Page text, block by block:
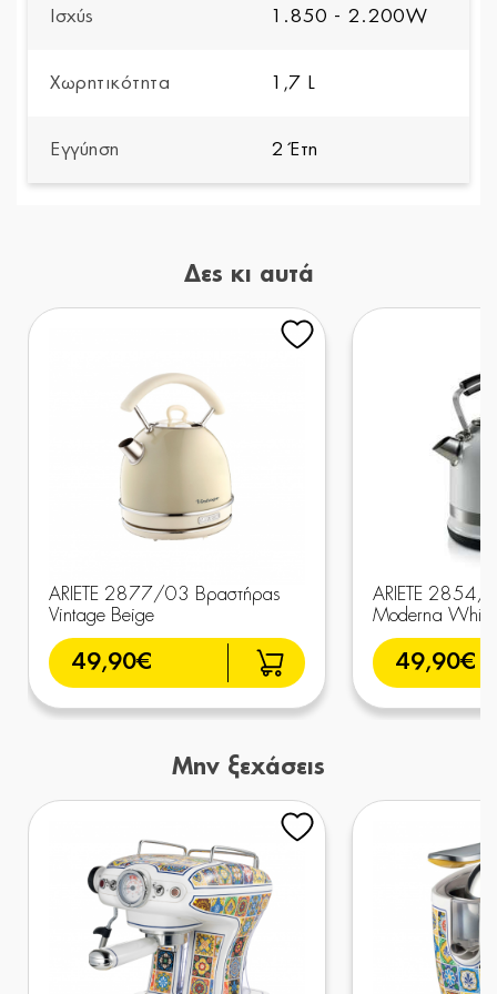
Ισχύς 1.850 - 2.200W
Χωρητικότητα 1,7 L
Εγγύηση 2 Έτη
Δες κι αυτά
ARIETE 2877/03 Βραστήρας
Vintage Beige
49,90€
ARIETE 2854/
Moderna White
49,90€
Μην ξεχάσεις